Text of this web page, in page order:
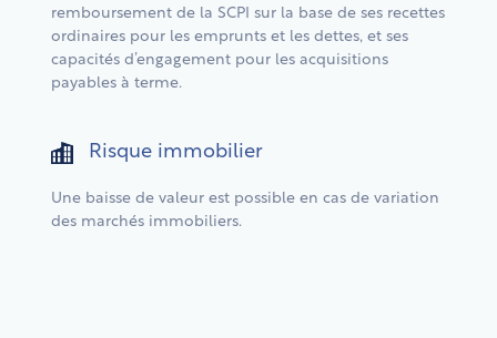
remboursement de la SCPI sur la base de ses recettes
ordinaires pour les emprunts et les dettes, et ses
capacités d’engagement pour les acquisitions
payables à terme.
Risque immobilier
Une baisse de valeur est possible en cas de variation
des marchés immobiliers.